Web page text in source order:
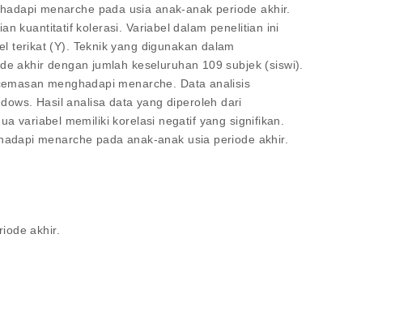
menarche pada usia anak-anak periode akhir.
kuantitatif kolerasi. Variabel dalam penelitian ini
terikat (Y). Teknik yang digunakan dalam
akhir dengan jumlah keseluruhan 109 subjek (siswi).
menghadapi menarche. Data analisis
Hasil analisa data yang diperoleh dari
variabel memiliki korelasi negatif yang signifikan.
menarche pada anak-anak usia periode akhir.
akhir.